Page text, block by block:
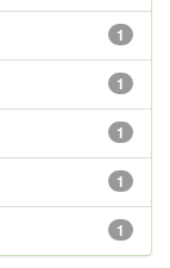
1
1
1
1
1